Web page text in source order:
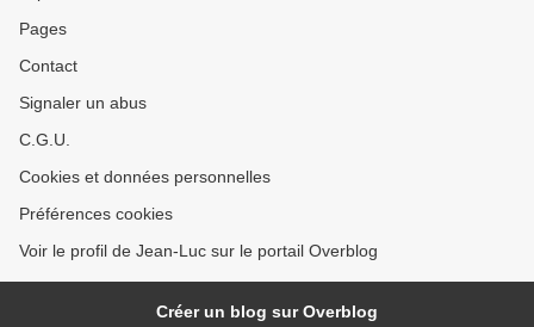
Pages
Contact
Signaler un abus
C.G.U.
Cookies et données personnelles
Préférences cookies
Voir le profil de Jean-Luc sur le portail Overblog
Créer un blog sur Overblog